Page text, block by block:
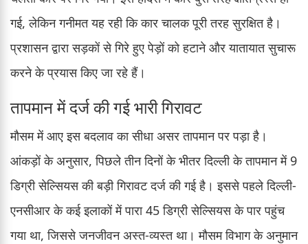
गई, लेकिन गनीमत यह रही कि कार चालक पूरी तरह सुरक्षित है।
प्रशासन द्वारा सड़कों से गिरे हुए पेड़ों को हटाने और यातायात सुचारू
करने के प्रयास किए जा रहे हैं।
तापमान में दर्ज की गई भारी गिरावट
मौसम में आए इस बदलाव का सीधा असर तापमान पर पड़ा है।
आंकड़ों के अनुसार, पिछले तीन दिनों के भीतर दिल्ली के तापमान में 9
डिग्री सेल्सियस की बड़ी गिरावट दर्ज की गई है। इससे पहले दिल्ली-
एनसीआर के कई इलाकों में पारा 45 डिग्री सेल्सियस के पार पहुंच
गया था, जिससे जनजीवन अस्त-व्यस्त था। मौसम विभाग के अनुमान